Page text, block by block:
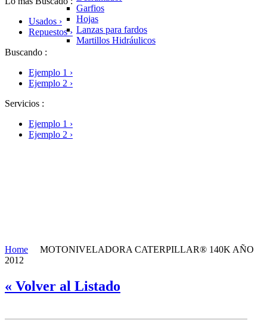
Garfios
Hojas
Lanzas para fardos
Martillos Hidráulicos
Usados ›
Repuestos ›
Buscando :
Ejemplo 1 ›
Ejemplo 2 ›
Servicios :
Ejemplo 1 ›
Ejemplo 2 ›
Home
MOTONIVELADORA CATERPILLAR® 140K AÑO
2012
« Volver al Listado